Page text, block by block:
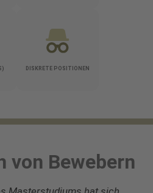
DISKRETE POSITIONEN
von Bewebern